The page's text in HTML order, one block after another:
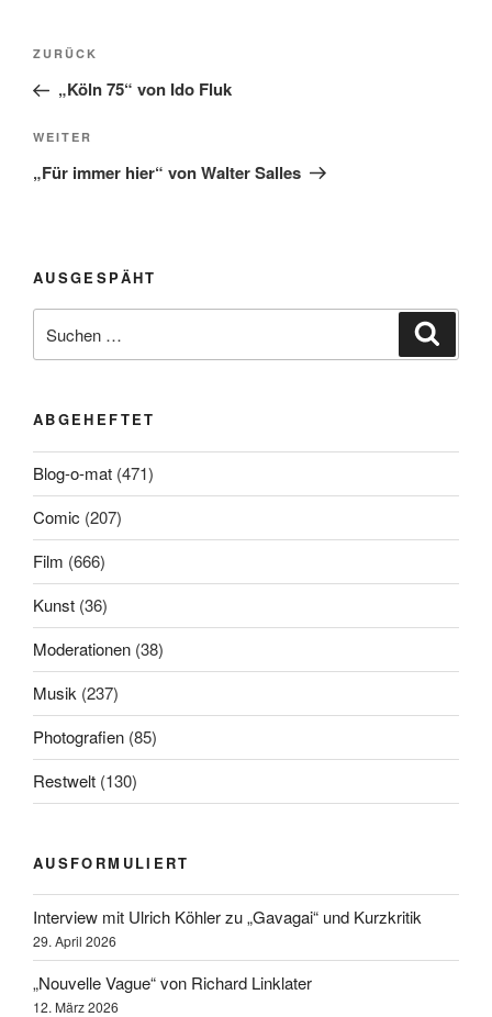
Beitragsnavigation
Vorheriger
Beitrag
ZURÜCK
„Köln 75“ von Ido Fluk
Nächster
Beitrag
WEITER
„Für immer hier“ von Walter Salles
AUSGESPÄHT
nach:
ABGEHEFTET
Blog-o-mat (471)
Comic (207)
Film (666)
Kunst (36)
Moderationen (38)
Musik (237)
Photografien (85)
Restwelt (130)
AUSFORMULIERT
Interview mit Ulrich Köhler zu „Gavagai“ und Kurzkritik
29. April 2026
„Nouvelle Vague“ von Richard Linklater
12. März 2026